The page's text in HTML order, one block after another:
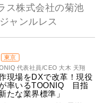
ス株式会社の菊池
ャンルレス
東京
代表社員/CEO 大木 天翔
現場をDXで改革！現役
率いるTOONIQ 目指
たな業界標準」